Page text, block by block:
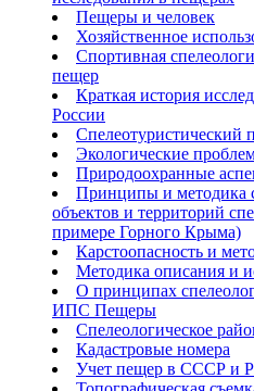
Пещеры и человек
Хозяйственное
Спортивная
пещер
Краткая история
России
Спелеотуристический
Экологические
Природоохранные
Принципы и методика
объектов и территорий
примере Горного Крыма)
Карстоопасность и
Методика описания и
О принципах
ИПС Пещеры
Спелеологическое
Кадастровые номера
Учет пещер в СССР и